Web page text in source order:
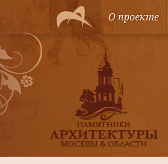
О проекте